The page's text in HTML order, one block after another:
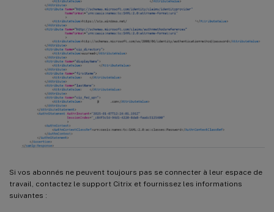
Si vos abonnés ne peuvent toujours pas se connecter à leur espace de
travail, contactez le support Citrix et fournissez les informations
suivantes :